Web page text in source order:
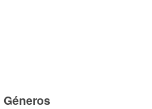
Géneros